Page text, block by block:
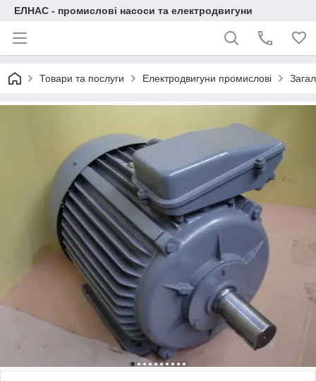
ЕЛНАС - промислові насоси та електродвигуни
Товари та послуги Електродвигуни промислові